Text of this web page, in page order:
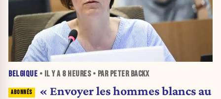
BELGIQUE • IL Y A 8 HEURES• PAR PETER BACKX
« Envoyer les hommes blancs au